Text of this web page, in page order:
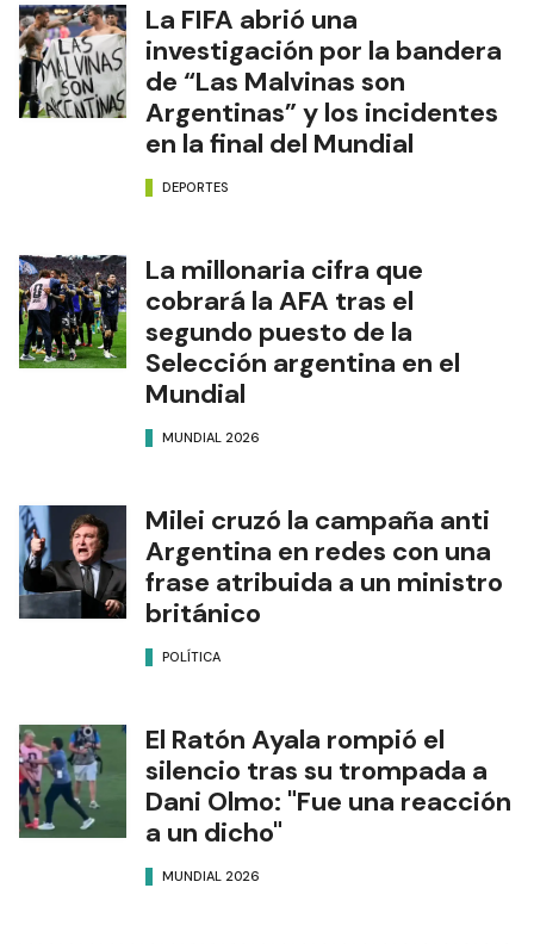
La FIFA abrió una
investigación por la bandera
de “Las Malvinas son
Argentinas” y los incidentes
en la final del Mundial
DEPORTES
La millonaria cifra que
cobrará la AFA tras el
segundo puesto de la
Selección argentina en el
Mundial
MUNDIAL 2026
Milei cruzó la campaña anti
Argentina en redes con una
frase atribuida a un ministro
británico
POLÍTICA
El Ratón Ayala rompió el
silencio tras su trompada a
Dani Olmo: "Fue una reacción
a un dicho"
MUNDIAL 2026